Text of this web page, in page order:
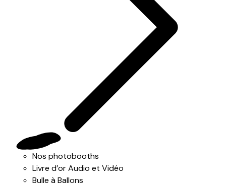
Nos photobooths
Livre d’or Audio et Vidéo
Bulle à Ballons